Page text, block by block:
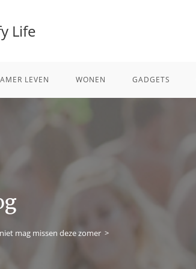
Life
LEVEN WONEN GADGETS
mag missen deze zomer >